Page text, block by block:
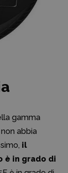
gamma
abbia
il
è in grado di